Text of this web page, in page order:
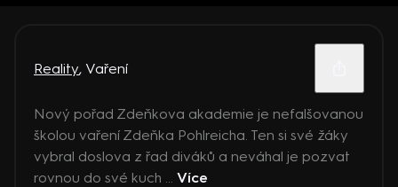
Reality, Vaření
Nový pořad Zdeňkova akademie je nefalšovanou
školou vaření Zdeňka Pohlreicha. Ten si své žáky
vybral doslova z řad diváků a neváhal je pozvat
rovnou do své kuch ... Více